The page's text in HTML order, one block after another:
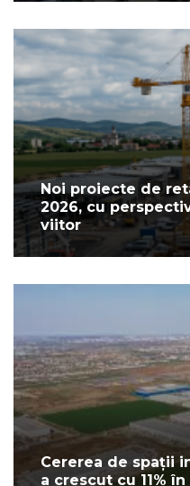
Noi proiecte de
2026, cu
viitor
Cererea de spații
a crescut cu 11%